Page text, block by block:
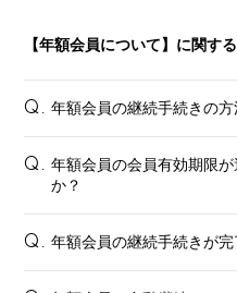
【年額会員について】に関す
Q. 年額会員の継続手続きの方
Q. 年額会員の会員有効期限
か？
Q. 年額会員の継続手続きが